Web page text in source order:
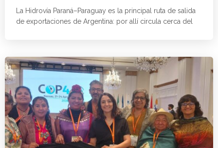
La Hidrovía Paraná–Paraguay es la principal ruta de salida
de exportaciones de Argentina: por allí circula cerca del